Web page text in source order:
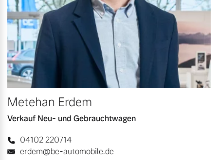
Metehan Erdem
Verkauf Neu- und Gebrauchtwagen
04102 220714
erdem@be-automobile.de